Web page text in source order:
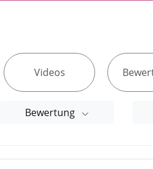
Videos
Bewertung